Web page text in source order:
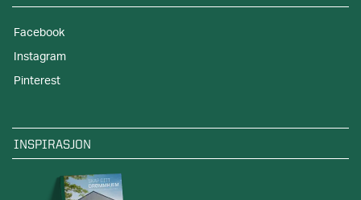
Facebook
Instagram
Pinterest
INSPIRASJON